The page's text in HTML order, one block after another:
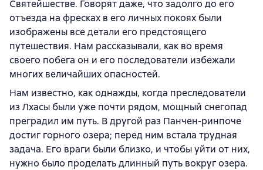
Святейшестве. Говорят даже, что задолго до его
отъезда на фресках в его личных покоях были
изображены все детали его предстоящего
путешествия. Нам рассказывали, как во время
своего побега он и его последователи избежали
многих величайших опасностей.
Нам известно, как однажды, когда преследователи
из Лхасы были уже почти рядом, мощный снегопад
преградил им путь. В другой раз Панчен-ринпоче
достиг горного озера; перед ним встала трудная
задача. Его враги были близко, и чтобы уйти от них,
нужно было проделать длинный путь вокруг озера.